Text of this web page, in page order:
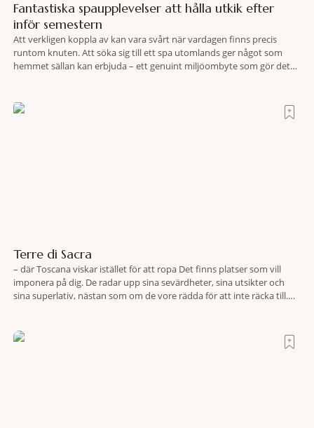
Fantastiska spaupplevelser att hålla utkik efter
inför semestern
Att verkligen koppla av kan vara svårt när vardagen finns precis
runtom knuten. Att söka sig till ett spa utomlands ger något som
hemmet sällan kan erbjuda – ett genuint miljöombyte som gör det
Terre di Sacra
– där Toscana viskar istället för att ropa Det finns platser som vill
imponera på dig. De radar upp sina sevärdheter, sina utsikter och
sina superlativ, nästan som om de vore rädda för att inte räcka till.